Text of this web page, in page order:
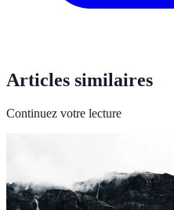
Articles similaires
Continuez votre lecture